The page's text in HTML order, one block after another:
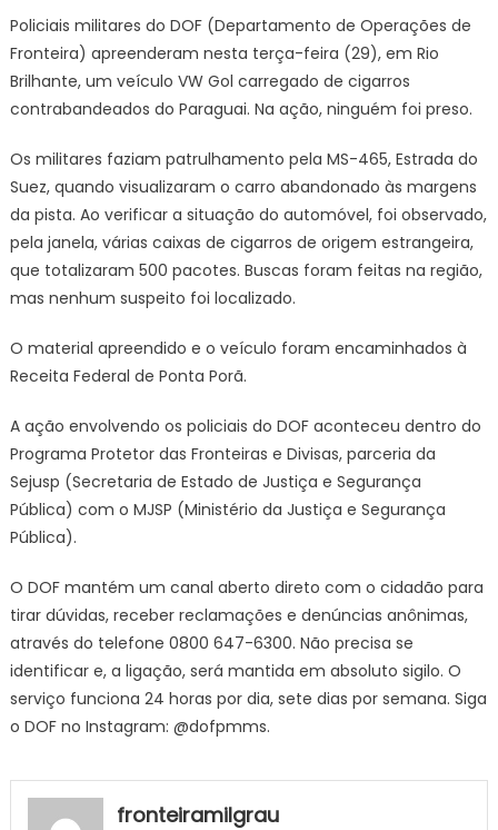
apreende
veículo
carregado
de
em
Rio
Brilhante
Policiais militares do DOF (Departamento de Operações de
Fronteira) apreenderam nesta terça-feira (29), em Rio
Brilhante, um veículo VW Gol carregado de cigarros
contrabandeados do Paraguai. Na ação, ninguém foi preso.
Os militares faziam patrulhamento pela MS-465, Estrada do
Suez, quando visualizaram o carro abandonado às margens
da pista. Ao verificar a situação do automóvel, foi observado,
pela janela, várias caixas de cigarros de origem estrangeira,
que totalizaram 500 pacotes. Buscas foram feitas na região,
mas nenhum suspeito foi localizado.
O material apreendido e o veículo foram encaminhados à
Receita Federal de Ponta Porã.
A ação envolvendo os policiais do DOF aconteceu dentro do
Programa Protetor das Fronteiras e Divisas, parceria da
Sejusp (Secretaria de Estado de Justiça e Segurança
Pública) com o MJSP (Ministério da Justiça e Segurança
Pública).
O DOF mantém um canal aberto direto com o cidadão para
tirar dúvidas, receber reclamações e denúncias anônimas,
através do telefone 0800 647-6300. Não precisa se
identificar e, a ligação, será mantida em absoluto sigilo. O
serviço funciona 24 horas por dia, sete dias por semana. Siga
o DOF no Instagram: @dofpmms.
fronteiramilgrau